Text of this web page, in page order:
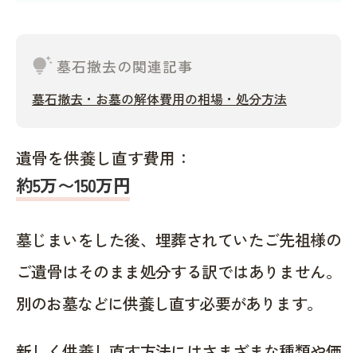
tips_and_updates墓石撤去の関連記事
墓石撤去・お墓の解体費用の相場・処分方法
遺骨を供養し直す費用：
約5万〜150万円
墓じまいをした後、埋葬されていたご先祖様の
ご遺骨はそのまま処分する訳ではありません。
別のお墓などに供養し直す必要があります。